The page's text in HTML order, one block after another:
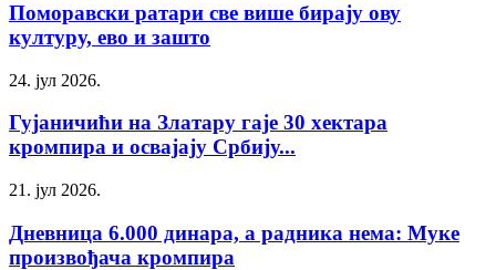
Поморавски ратари све више бирају ову
културу, ево и зашто
24. јул 2026.
Гујаничићи на Златару гаје 30 хектара
кромпира и освајају Србију...
21. јул 2026.
Дневница 6.000 динара, а радника нема: Муке
произвођача кромпира